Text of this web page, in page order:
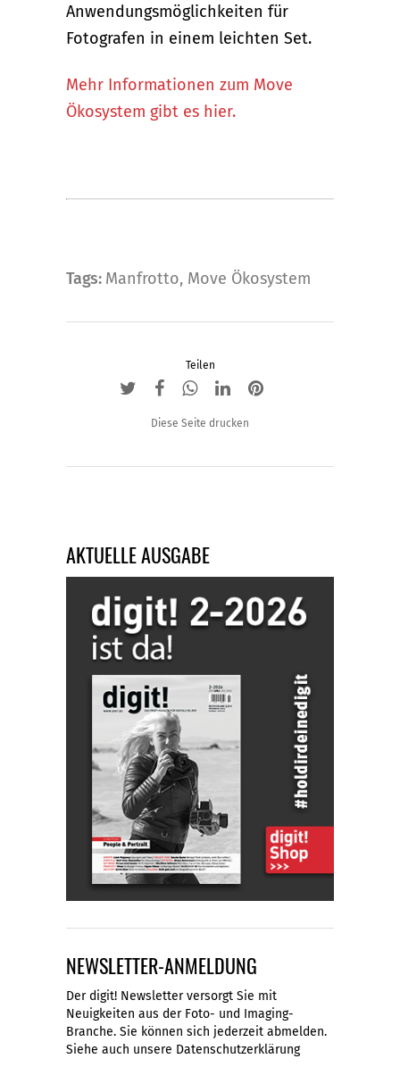
Anwendungsmöglichkeiten für
Fotografen in einem leichten Set.
Mehr Informationen zum Move
Ökosystem gibt es hier.
Tags: Manfrotto, Move Ökosystem
Teilen
Diese Seite drucken
AKTUELLE AUSGABE
NEWSLETTER-ANMELDUNG
Der digit! Newsletter versorgt Sie mit
Neuigkeiten aus der Foto- und Imaging-
Branche. Sie können sich jederzeit abmelden.
Siehe auch unsere Datenschutzerklärung